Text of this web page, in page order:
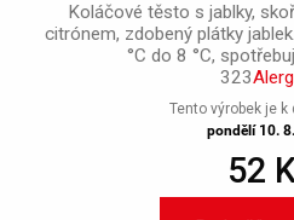
Koláčové těsto s jablky,
citrónem, zdobený plátky
°C do 8 °C,
323
Tento výrobek je k
pondělí 10.
52